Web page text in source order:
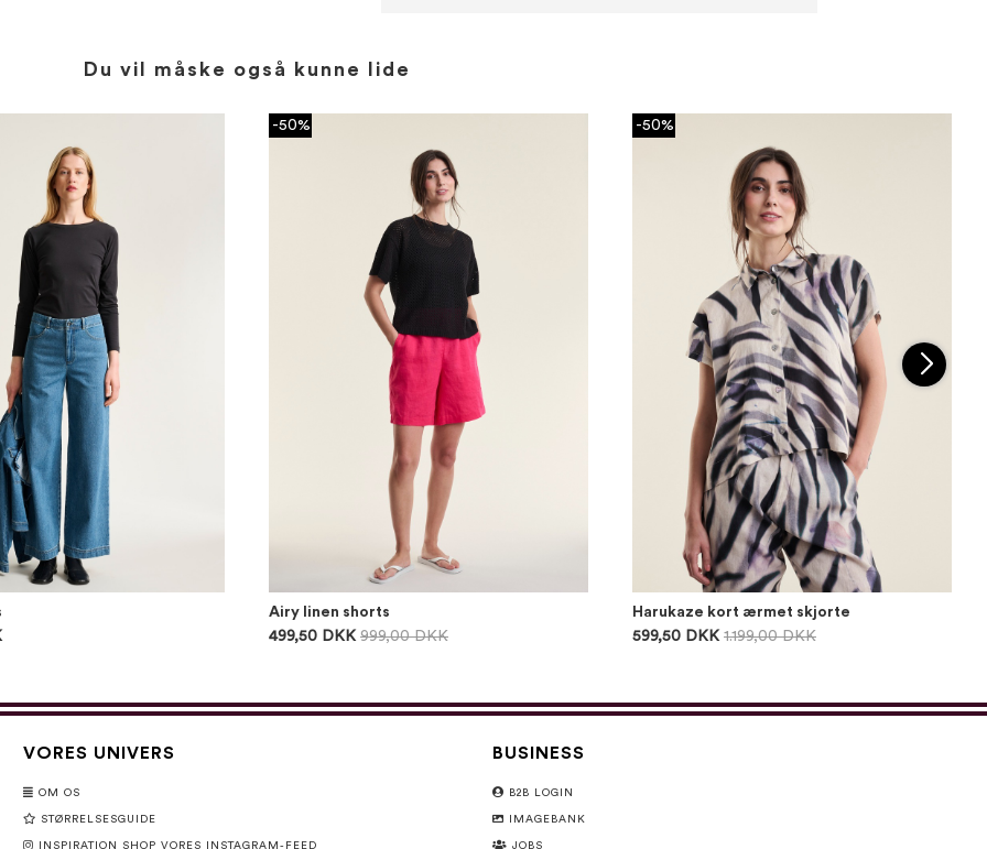
Du vil måske også kunne lide
-50%
Airy linen shorts
499,50 DKK 999,00 DKK
-50%
Harukaze kort ærmet skjorte
599,50 DKK 1.199,00 DKK
VORES UNIVERS
OM OS
STØRRELSESGUIDE
INSPIRATION SHOP VORES INSTAGRAM-FEED
BUSINESS
B2B LOGIN
IMAGEBANK
JOBS